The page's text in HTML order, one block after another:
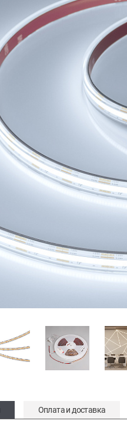
Оплата и доставка